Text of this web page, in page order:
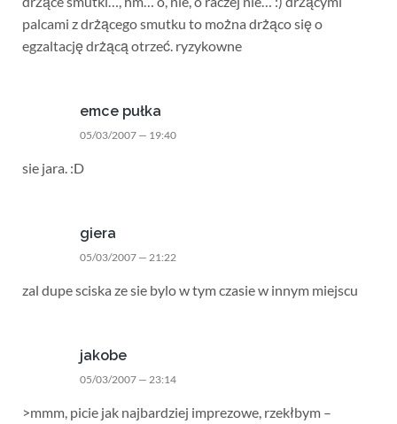
palcami z drżącego smutku to można drżąco się o
egzaltację drżącą otrzeć. ryzykowne
emce pułka
05/03/2007 — 19:40
sie jara. :D
giera
05/03/2007 — 21:22
zal dupe sciska ze sie bylo w tym czasie w innym miejscu
jakobe
05/03/2007 — 23:14
>mmm, picie jak najbardziej imprezowe, rzekłbym –